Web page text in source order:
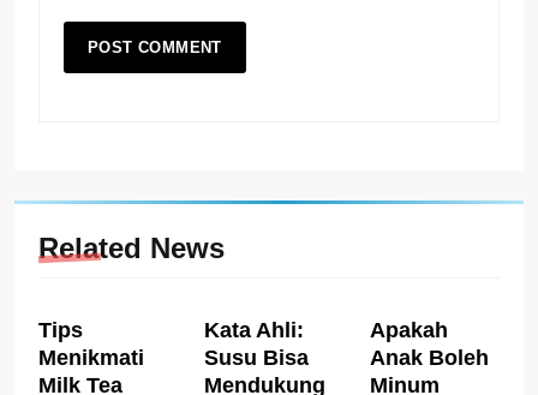
Related News
Tips
Menikmati
Milk Tea
Kata Ahli:
Susu Bisa
Mendukung
Apakah
Anak Boleh
Minum